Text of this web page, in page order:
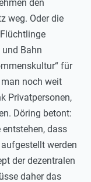
den
weg. Oder die
Bahn
für
noch weit
Privatpersonen,
Döring betont:
dass
werden
der dezentralen
daher das